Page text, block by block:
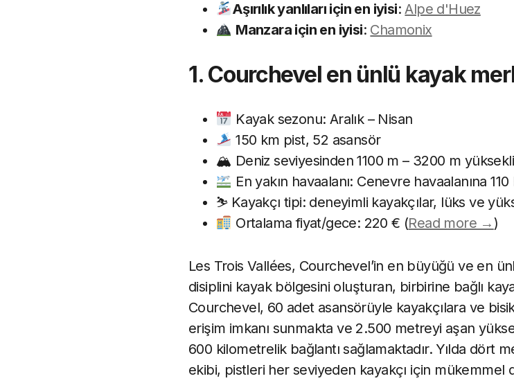
Aşırılık yanlıları için en iyisi:Alpe d'Huez
Manzara için en iyisi: Chamonix
1. Courchevel en ünlü kayak
Kayak sezonu: Aralık – Nisan
150 km pist, 52 asansör
🏔 Deniz seviyesinden 1100 m – 3200 m
En yakın havaalanı: Cenevre havaalanına 110
⛷ Kayakçı tipi: deneyimli kayakçılar, lüks ve
Ortalama fiyat/gece: 220 € (Read more →)
Les Trois Vallées, Courchevel’in en büyüğü ve en
disiplini kayak bölgesini oluşturan, birbirine bağlı
Courchevel, 60 adet asansörüyle kayakçılara ve
erişim imkanı sunmakta ve 2.500 metreyi aşan
600 kilometrelik bağlantı sağlamaktadır. Yılda dört
ekibi, pistleri her seviyeden kayakçı için mükemmel